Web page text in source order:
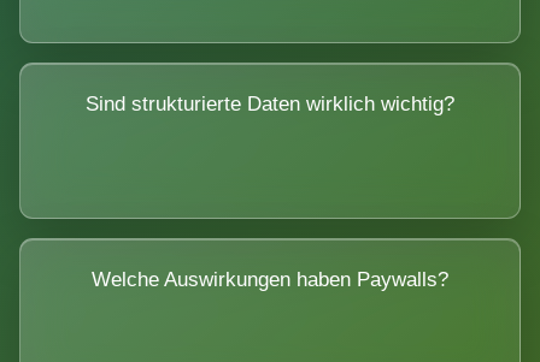
Sind strukturierte Daten wirklich wichtig?
Welche Auswirkungen haben Paywalls?